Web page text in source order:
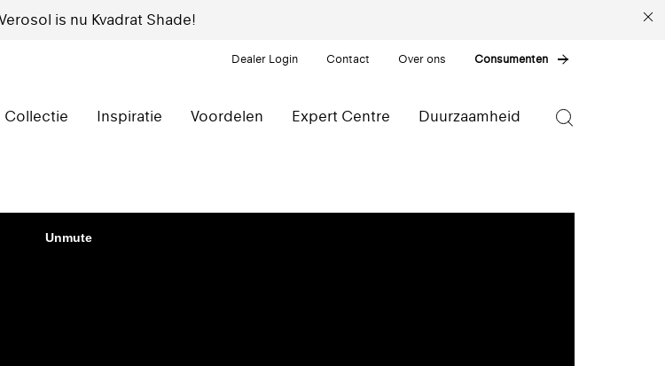
is nu Kvadrat Shade!
Dealer Login Contact Over ons Consumenten
Collectie Inspiratie Voordelen Expert Centre Duurzaamheid